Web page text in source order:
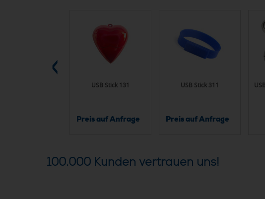
USB Stick 131
Preis auf Anfrage
USB Stick 311
Preis auf Anfrage
100.000 Kunden vertrauen uns!